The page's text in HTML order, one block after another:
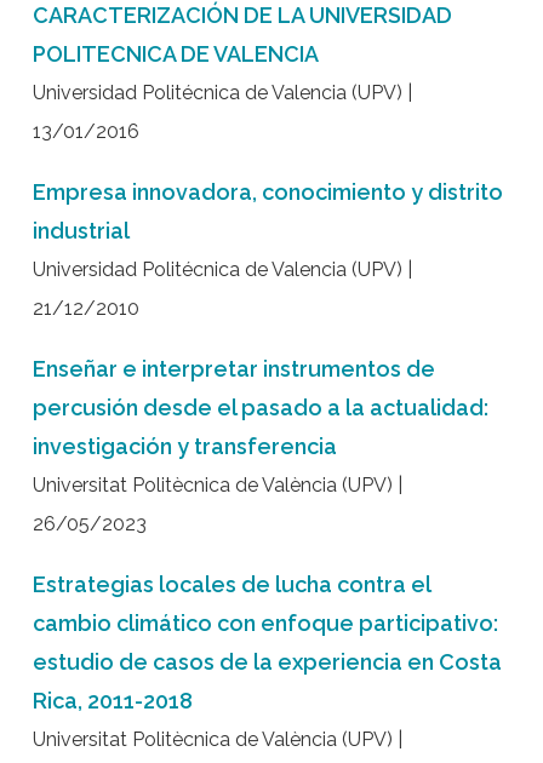
CARACTERIZACIÓN DE LA UNIVERSIDAD
POLITECNICA DE VALENCIA
Universidad Politécnica de Valencia (UPV) |
13/01/2016
Empresa innovadora, conocimiento y distrito
industrial
Universidad Politécnica de Valencia (UPV) |
21/12/2010
Enseñar e interpretar instrumentos de
percusión desde el pasado a la actualidad:
investigación y transferencia
Universitat Politècnica de València (UPV) |
26/05/2023
Estrategias locales de lucha contra el
cambio climático con enfoque participativo:
estudio de casos de la experiencia en Costa
Rica, 2011-2018
Universitat Politècnica de València (UPV) |